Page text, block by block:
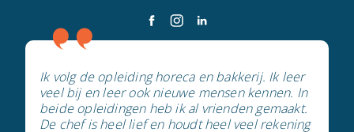
Ik volg de opleiding horeca en bakkerij. Ik leer
veel bij en leer ook nieuwe mensen kennen. In
beide opleidingen heb ik al vrienden gemaakt.
De chef is heel lief en houdt heel veel rekening